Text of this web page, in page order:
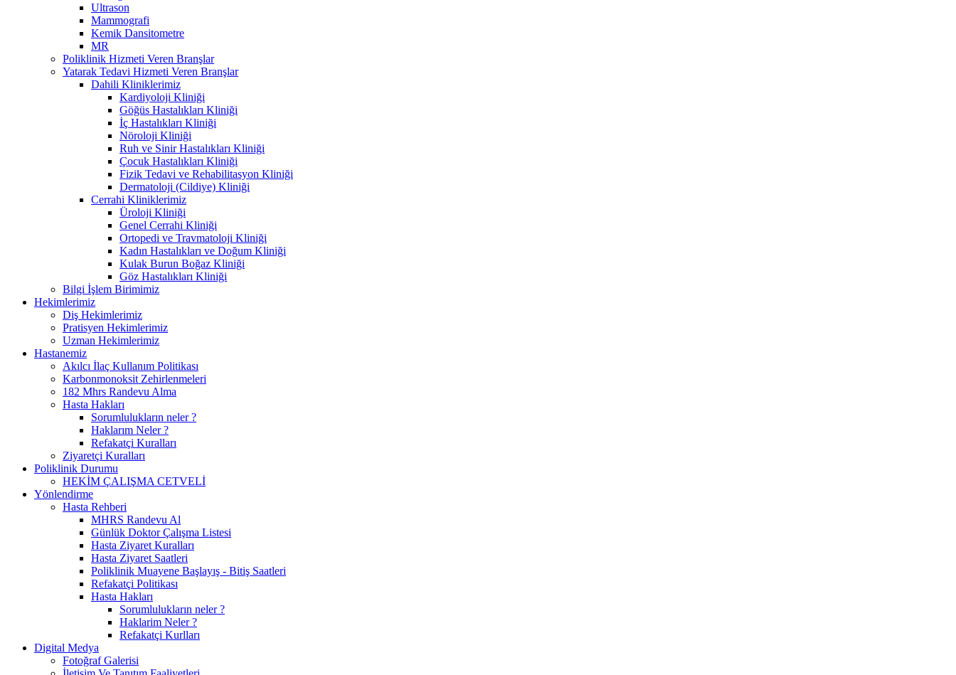
Ultrason
Mammografi
Kemik Dansitometre
MR
Poliklinik Hizmeti Veren Branşlar
Yatarak Tedavi Hizmeti Veren Branşlar
Dahili Kliniklerimiz
Kardiyoloji Kliniği
Göğüs Hastalıkları Kliniği
İç Hastalıkları Kliniği
Nöroloji Kliniği
Ruh ve Sinir Hastalıkları Kliniği
Çocuk Hastalıkları Kliniği
Fizik Tedavi ve Rehabilitasyon Kliniği
Dermatoloji (Cildiye) Kliniği
Cerrahi Kliniklerimiz
Üroloji Kliniği
Genel Cerrahi Kliniği
Ortopedi ve Travmatoloji Kliniği
Kadın Hastalıkları ve Doğum Kliniği
Kulak Burun Boğaz Kliniği
Göz Hastalıkları Kliniği
Bilgi İşlem Birimimiz
Hekimlerimiz
Diş Hekimlerimiz
Pratisyen Hekimlerimiz
Uzman Hekimlerimiz
Hastanemiz
Akılcı İlaç Kullanım Politikası
Karbonmonoksit Zehirlenmeleri
182 Mhrs Randevu Alma
Hasta Hakları
Sorumlulukların neler ?
Haklarım Neler ?
Refakatçi Kuralları
Ziyaretçi Kuralları
Poliklinik Durumu
HEKİM ÇALIŞMA CETVELİ
Yönlendirme
Hasta Rehberi
MHRS Randevu Al
Günlük Doktor Çalışma Listesi
Hasta Ziyaret Kuralları
Hasta Ziyaret Saatleri
Poliklinik Muayene Başlayış - Bitiş Saatleri
Refakatçi Politikası
Hasta Hakları
Sorumlulukların neler ?
Haklarim Neler ?
Refakatçi Kurlları
Digital Medya
Fotoğraf Galerisi